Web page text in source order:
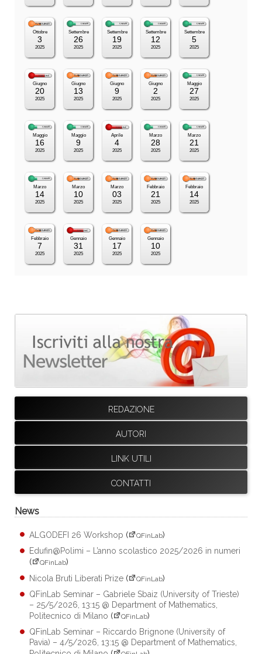
Ottobre
3
2025
Settembre
26
2025
Settembre
19
2025
Settembre
12
2025
Settembre
5
2025
Giugno
20
2025
Giugno
13
2025
Giugno
9
2025
Giugno
2
2025
Maggio
27
2025
Maggio
16
2025
Maggio
9
2025
Aprile
4
2025
Marzo
28
2025
Marzo
21
2025
Marzo
14
2025
Marzo
10
2025
Marzo
03
2025
Febbraio
21
2025
Febbraio
14
2025
Febbraio
7
2025
Gennaio
31
2025
Gennaio
17
2025
Gennaio
10
2025
REDAZIONE
AUTORI
LINK UTILI
CONTATTI
News
ALGODEFI 26 Workshop ( QFinLab)
Edufin@Polimi – L’anno scolastico 2025/2026 in numeri
(
QFinLab)
Nicola Bruti Liberati Prize ( QFinLab)
QFinLab Seminar – Gabriele Sbaiz (University of Trieste)
– 25/5/2026, 13:15 @ Department of Mathematics,
Politecnico di Milano ( QFinLab)
QFinLab Seminar – Riccardo Brignone (University of
Pavia) – 4/5/2026, 13:15 @ Department of Mathematics,